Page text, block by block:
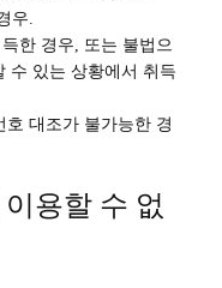
우.
한 경우, 또는 불법으
수 있는 상황에서 취득
대조가 불가능한 경
용할 수 없